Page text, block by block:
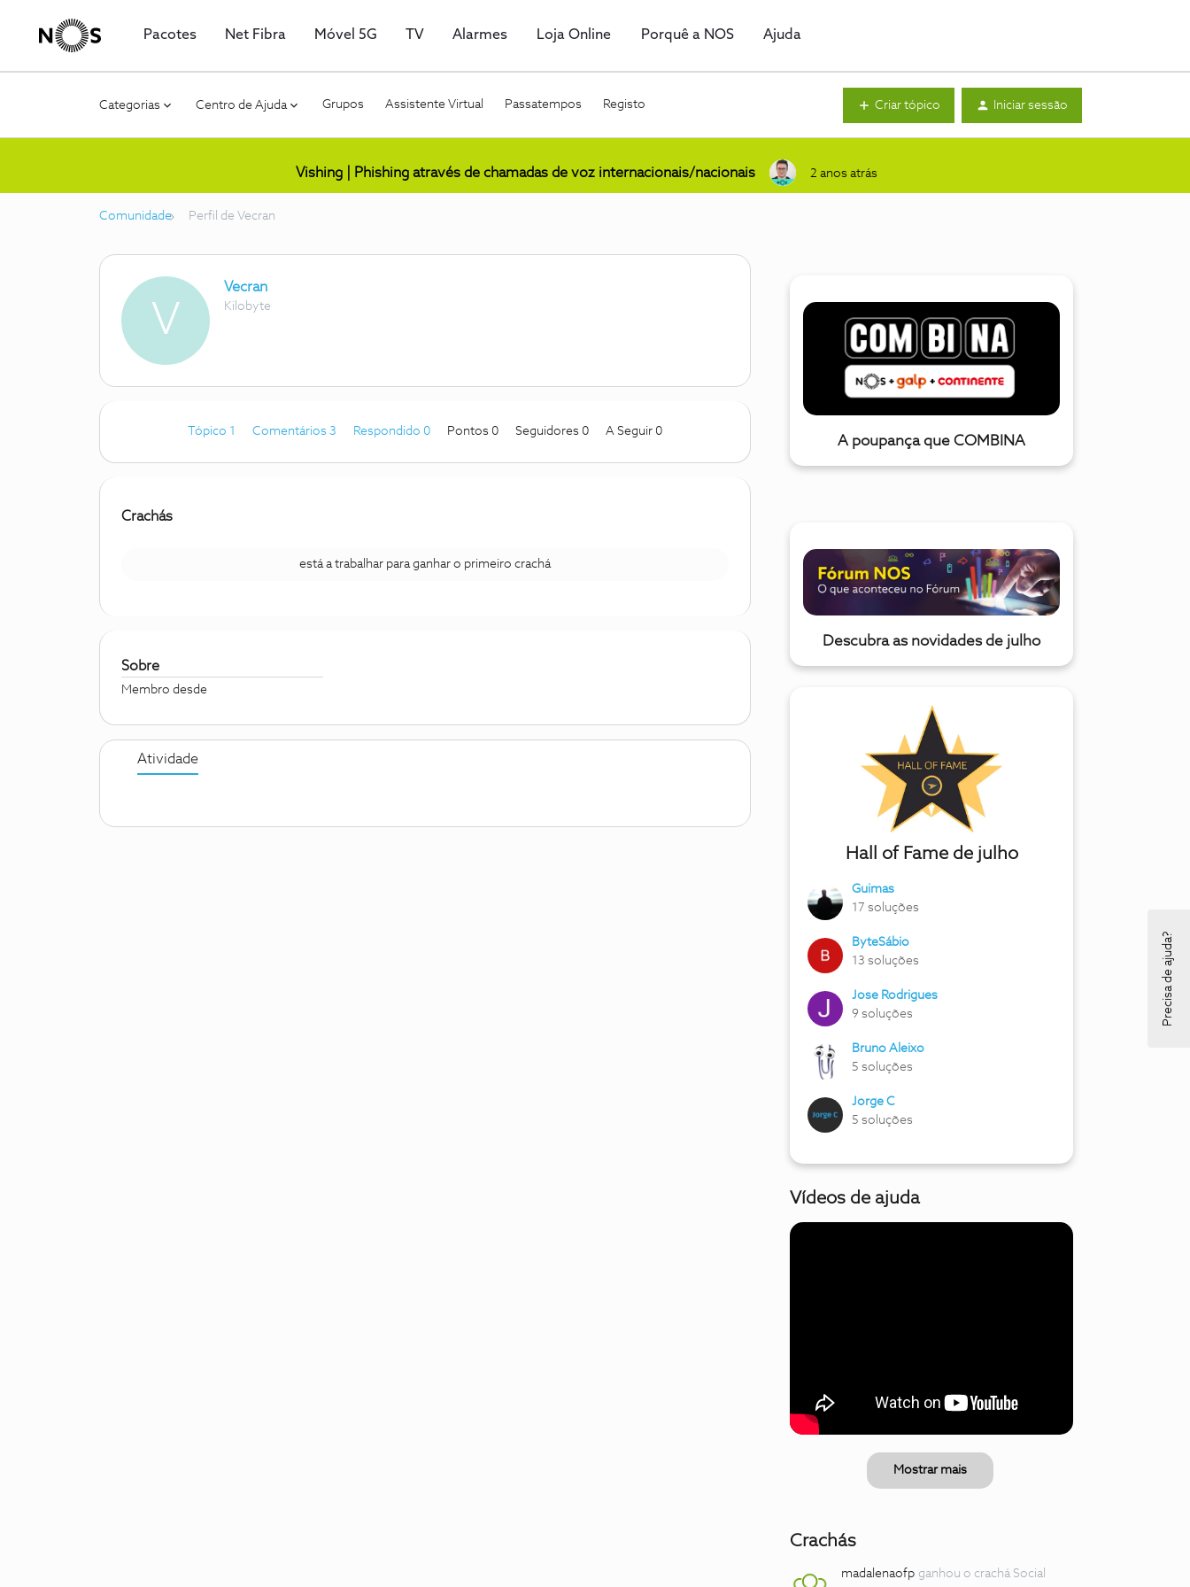
Pacotes Net Fibra Móvel 5G TV Alarmes Loja Online Porquê a NOS Ajuda
Categorias Centro de Ajuda Grupos Assistente Virtual Passatempos Registo Criar tópico Iniciar sessão
Vishing | Phishing através de chamadas de voz internacionais/nacionais 2 anos atrás
Comunidade Perfil de Vecran
V
Vecran
Kilobyte
Tópico 1 Comentários 3 Respondido 0 Pontos 0 Seguidores 0 A Seguir 0
Crachás
está a trabalhar para ganhar o primeiro crachá
Sobre
Membro desde
Atividade
A poupança que COMBINA
Descubra as novidades de julho
Hall of Fame de julho
Guimas
17 soluções
ByteSábio
13 soluções
Jose Rodrigues
9 soluções
Bruno Aleixo
5 soluções
Jorge C
5 soluções
Vídeos de ajuda
Mostrar mais
Crachás
madalenaofp ganhou o crachá Social
Precisa de ajuda?